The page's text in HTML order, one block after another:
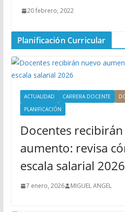
20 febrero, 2022
Planificación Curricular
ACTUALIDAD CARRERA DOCENTE
PLANIFICACIÓN
Docentes
aumento: revisa
escala salarial 2026
7 enero, 2026 MIGUEL ANGEL